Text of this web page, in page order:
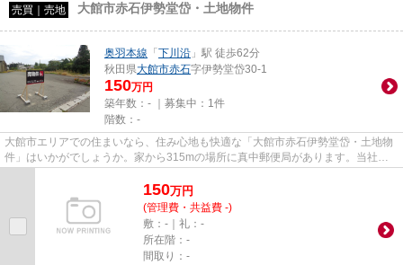
売買｜売地 大館市赤石伊勢堂岱・土地物件
奥羽本線 「 下川沿 」駅 徒歩62分
秋田県大館市赤石字伊勢堂岱30-1
150万円
築年数：- ｜募集中： 1件
階数：-
大館市エリアでの住まいなら、住み心地も快適な「大館市赤石伊勢堂岱・土地物
件」はいかがでしょうか。家から315mの場所に真中郵便局があります。当社が
150万円
(管理費・共益費 -)
敷：-｜礼：-
所在階：-
間取り：-